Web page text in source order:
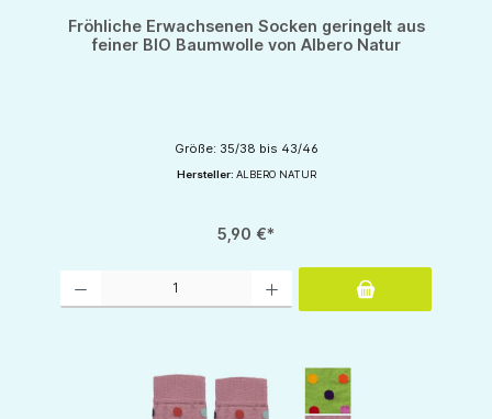
Fröhliche Erwachsenen Socken geringelt aus
feiner BIO Baumwolle von Albero Natur
Größe: 35/38 bis 43/46
Hersteller: ALBERO NATUR
5,90 €*